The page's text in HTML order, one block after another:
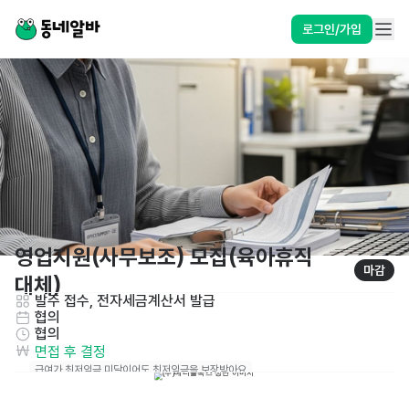
로그인/가입
영업지원(사무보조) 모집(육아휴직
대체)
마감
발주 접수, 전자세금계산서 발급
협의
협의
면접 후 결정
급여가 최저임금 미달이어도 최저임금을 보장받아요